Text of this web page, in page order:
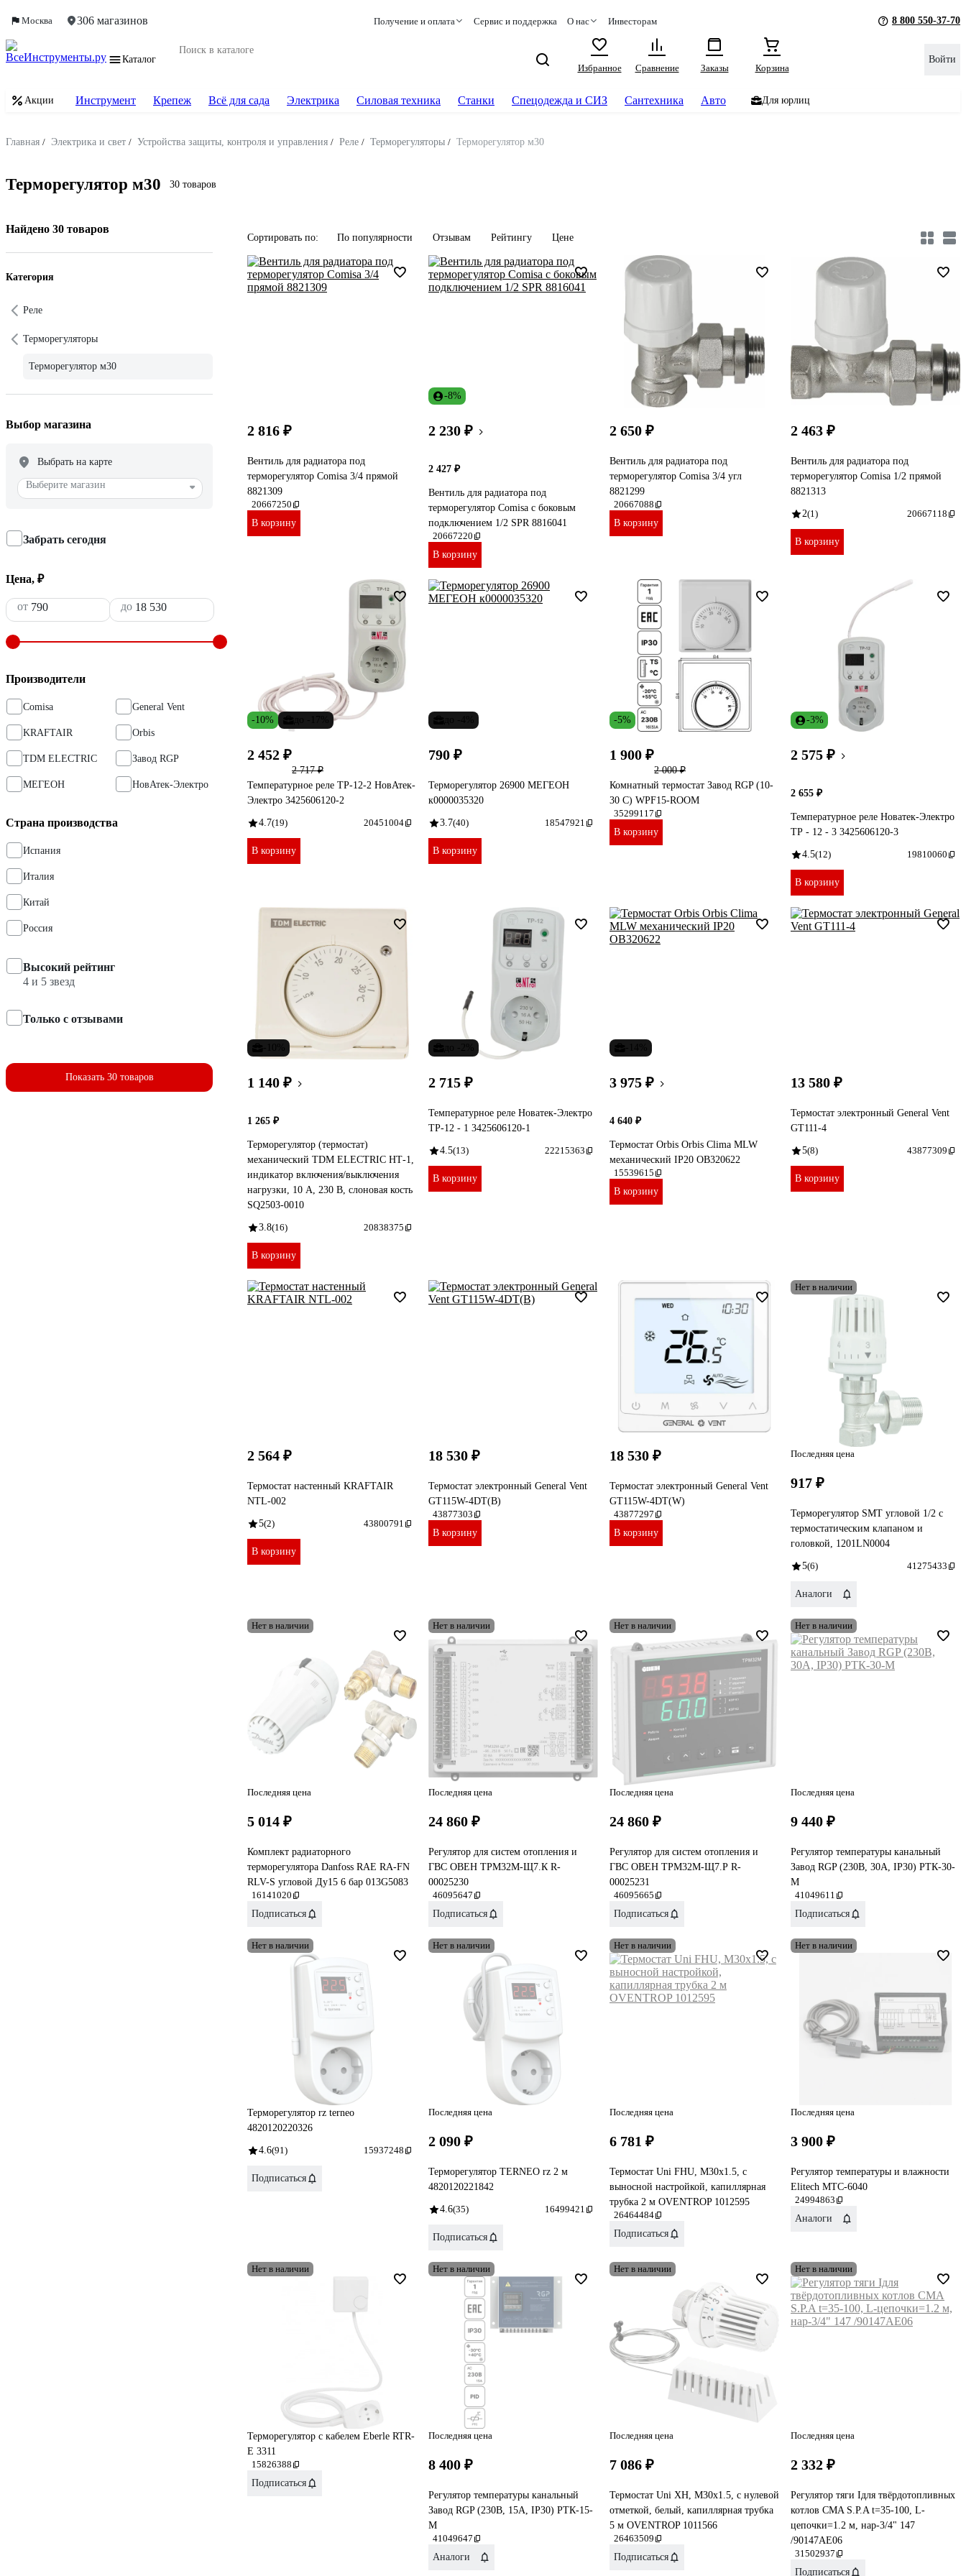
Москва 306 магазинов Получение и оплата Сервис и поддержка О нас Инвесторам 8 800 550-37-70
Каталог
Избранное
Сравнение Заказы Корзина
Войти
Акции Инструмент Крепеж Всё для сада Электрика Силовая техника Станки Спецодежда и СИЗ Сантехника Авто Для юрлиц
Главная / Электрика и свет / Устройства защиты, контроля и управления / Реле / Терморегуляторы / Терморегулятор м30
Терморегулятор м30 30 товаров
Найдено 30 товаров
Категория
Реле
Терморегуляторы
Терморегулятор м30
Выбор магазина
Выбрать на карте
Выберите магазин
Забрать сегодня
Цена, ₽
от до
Производители
Comisa General Vent
KRAFTAIR Orbis
TDM ELECTRIC Завод RGP
МЕГЕОН НовАтек-Электро
Страна производства
Испания
Италия
Китай
Россия
Высокий рейтинг
4 и 5 звезд
Только с отзывами
Показать 30 товаров
Сортировать по: По популярности Отзывам Рейтингу Цене
2 816 ₽
Вентиль для радиатора под
терморегулятор Comisa 3/4 прямой
8821309
20667250
В корзину
-8%
2 230 ₽
2 427 ₽
Вентиль для радиатора под
терморегулятор Comisa с боковым
подключением 1/2 SPR 8816041
20667220
В корзину
2 650 ₽
Вентиль для радиатора под
терморегулятор Comisa 3/4 угл
8821299
20667088
В корзину
2 463 ₽
Вентиль для радиатора под
терморегулятор Comisa 1/2 прямой
8821313
2(1) 20667118
В корзину
-10%
2 452 ₽
2 717 ₽
Температурное реле ТР-12-2 НовАтек-
Электро 3425606120-2
4.7(19) 20451004
В корзину
790 ₽
Терморегулятор 26900 МЕГЕОН
к0000035320
3.7(40) 18547921
В корзину
-5%
1 900 ₽
2 000 ₽
Комнатный термостат Завод RGP (10-
30 C) WPF15-ROOM
35299117
В корзину
-3%
2 575 ₽
2 655 ₽
Температурное реле Новатек-Электро
ТР - 12 - 3 3425606120-3
4.5(12) 19810060
В корзину
1 140 ₽
1 265 ₽
Терморегулятор (термостат)
механический TDM ELECTRIC НТ-1,
индикатор включения/выключения
нагрузки, 10 А, 230 В, слоновая кость
SQ2503-0010
3.8(16) 20838375
В корзину
2 715 ₽
Температурное реле Новатек-Электро
ТР-12 - 1 3425606120-1
4.5(13) 22215363
В корзину
3 975 ₽
4 640 ₽
Термостат Orbis Orbis Clima MLW
механический IP20 OB320622
15539615
В корзину
13 580 ₽
Термостат электронный General Vent
GT111-4
5(8) 43877309
В корзину
2 564 ₽
Термостат настенный KRAFTAIR
NTL-002
5(2) 43800791
В корзину
18 530 ₽
Термостат электронный General Vent
GT115W-4DT(B)
43877303
В корзину
18 530 ₽
Термостат электронный General Vent
GT115W-4DT(W)
43877297
В корзину
Нет в наличии
Последняя цена
917 ₽
Терморегулятор SMT угловой 1/2 с
термостатическим клапаном и
головкой, 1201LN0004
5(6) 41275433
Аналоги
Нет в наличии
Последняя цена
5 014 ₽
Комплект радиаторного
терморегулятора Danfoss RAE RA-FN
RLV-S угловой Ду15 6 бар 013G5083
16141020
Подписаться
Нет в наличии
Последняя цена
24 860 ₽
Регулятор для систем отопления и
ГВС ОВЕН ТРМ32М-Щ7.К R-
00025230
46095647
Подписаться
Нет в наличии
Последняя цена
24 860 ₽
Регулятор для систем отопления и
ГВС ОВЕН ТРМ32М-Щ7.Р R-
00025231
46095665
Подписаться
Нет в наличии
Последняя цена
9 440 ₽
Регулятор температуры канальный
Завод RGP (230В, 30А, IP30) РТК-30-
М
41049611
Подписаться
Нет в наличии
Терморегулятор rz terneo
4820120220326
4.6(91) 15937248
Подписаться
Нет в наличии
Последняя цена
2 090 ₽
Терморегулятор TERNEO rz 2 м
4820120221842
4.6(35) 16499421
Подписаться
Нет в наличии
Последняя цена
6 781 ₽
Термостат Uni FHU, M30x1.5, с
выносной настройкой, капиллярная
трубка 2 м OVENTROP 1012595
26464484
Подписаться
Нет в наличии
Последняя цена
3 900 ₽
Регулятор температуры и влажности
Elitech MTC-6040
24994863
Аналоги
Нет в наличии
Терморегулятор с кабелем Eberle RTR-
E 3311
15826388
Подписаться
Нет в наличии
Последняя цена
8 400 ₽
Регулятор температуры канальный
Завод RGP (230В, 15А, IP30) РТК-15-
М
41049647
Аналоги
Нет в наличии
Последняя цена
7 086 ₽
Термостат Uni XH, M30x1.5, с нулевой
отметкой, белый, капиллярная трубка
5 м OVENTROP 1011566
26463509
Подписаться
Нет в наличии
Последняя цена
2 332 ₽
Регулятор тяги Iдля твёрдотопливных
котлов CMA S.P.A t=35-100, L-
цепочки=1.2 м, нар-3/4" 147
/90147AE06
31502937
Подписаться